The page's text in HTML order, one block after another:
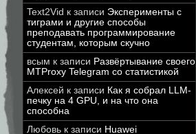
Text2Vid к записи Эксперименты с
тиграми и другие способы
преподавать программирование
студентам, которым скучно
всым к записи Развёртывание своего
MTProxy Telegram со статистикой
Алексей к записи Как я собрал LLM-
печку на 4 GPU, и на что она
способна
Любовь к записи Huawei